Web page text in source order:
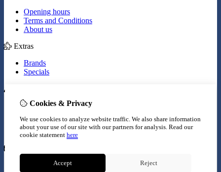
Opening hours
Terms and Conditions
About us
Extras
Brands
Specials
Inloggen
Wish List
Newsletter
Contact Us
Cookies & Privacy
We use cookies to analyze website traffic. We also share information
about your use of our site with our partners for analysis. Read our
cookie statement here
Accept Reject